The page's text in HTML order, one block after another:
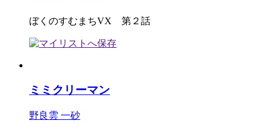
ぼくのすむまちVX 第２話
ミミクリーマン
野良雲 一砂